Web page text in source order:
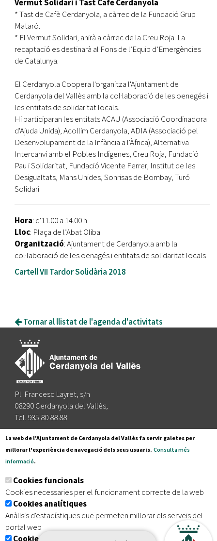
Vermut Solidari i Tast Cafè Cerdanyola
* Tast de Cafè Cerdanyola, a càrrec de la Fundació Grup
Mataró.
* El Vermut Solidari, anirà a càrrec de la Creu Roja. La
recaptació es destinarà al Fons de l’Equip d’Emergències
de Catalunya.
El Cerdanyola Coopera l'organitza l'Ajuntament de
Cerdanyola del Vallès amb la col·laboració de les oenegés i
les entitats de solidaritat locals.
Hi participaran les entitats ACAU (Associació Coordinadora
d'Ajuda Unida), Acollim Cerdanyola, ADIA (Associació pel
Desenvolupament de la Infància a l'Àfrica), Alternativa
Intercanvi amb el Pobles Indígenes, Creu Roja, Fundació
Pau i Solidaritat, Fundació Vicente Ferrer, Institut de les
Desigualtats, Mans Unides, Sonrisas de Bombay, Turó
Solidari
Hora: d'11.00 a 14.00 h
Lloc: Plaça de l’Abat Oliba
Organització: Ajuntament de Cerdanyola amb la
col·laboració de les oenagés i entitats de solidaritat locals
Cartell VII Tardor Solidària 2018
Tornar al llistat de l'agenda d'activitats
Pl. Francesc Layret, s/n
08290 Cerdanyola del Vallès,
Tel. 935 80 88 88
Segueix-nos a:
Subscriu-te al nostre butlletí
Inici | Avís legal | Protecció de dades
| Accessibilitat
La web de l'Ajuntament de Cerdanyola del Vallès fa servir galetes per
millorar l'experiència de navegació dels seus usuaris. Consulta més
informació.
Cookies funcionals
Cookies necessaries per el funcionament correcte de la web
Cookies analítiques
Anàlisis d'estadístiques que permeten millorar els serveis del
portal web
Cookies publicitàries